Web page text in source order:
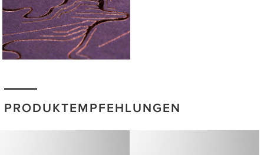
PRODUKTEMPFEHLUNGEN